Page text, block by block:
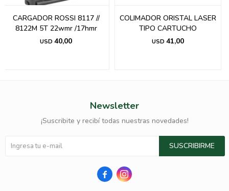
CARGADOR ROSSI 8117 //
8122M 5T 22wmr /17hmr
USD 40,00
COLIMADOR ORISTAL LASER
TIPO CARTUCHO
USD 41,00
Newsletter
¡Suscribite y recibí todas nuestras novedades!
SUSCRIBIRME
 